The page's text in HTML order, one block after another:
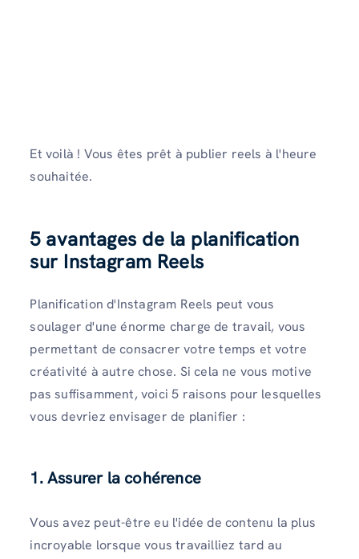
Et voilà ! Vous êtes prêt à publier reels à l'heure
souhaitée.
5 avantages de la planification
sur Instagram Reels
Planification d'Instagram Reels peut vous
soulager d'une énorme charge de travail, vous
permettant de consacrer votre temps et votre
créativité à autre chose. Si cela ne vous motive
pas suffisamment, voici 5 raisons pour lesquelles
vous devriez envisager de planifier :
1. Assurer la cohérence
Vous avez peut-être eu l'idée de contenu la plus
incroyable lorsque vous travailliez tard au